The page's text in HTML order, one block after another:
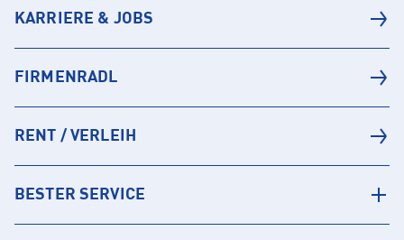
KARRIERE & JOBS
FIRMENRADL
RENT / VERLEIH
BESTER SERVICE